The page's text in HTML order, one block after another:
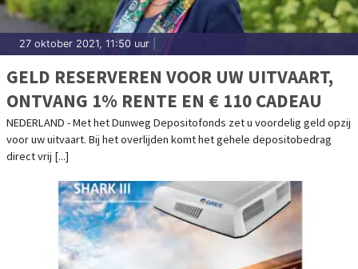
27 oktober 2021, 11:50 uur
GELD RESERVEREN VOOR UW UITVAART,
ONTVANG 1% RENTE EN € 110 CADEAU
NEDERLAND - Met het Dunweg Depositofonds zet u voordelig geld opzij
voor uw uitvaart. Bij het overlijden komt het gehele depositobedrag
direct vrij [...]